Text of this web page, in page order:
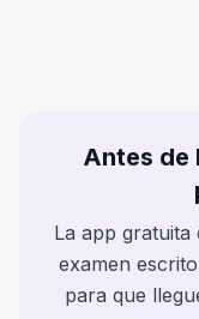
Antes de
La app
examen
para que